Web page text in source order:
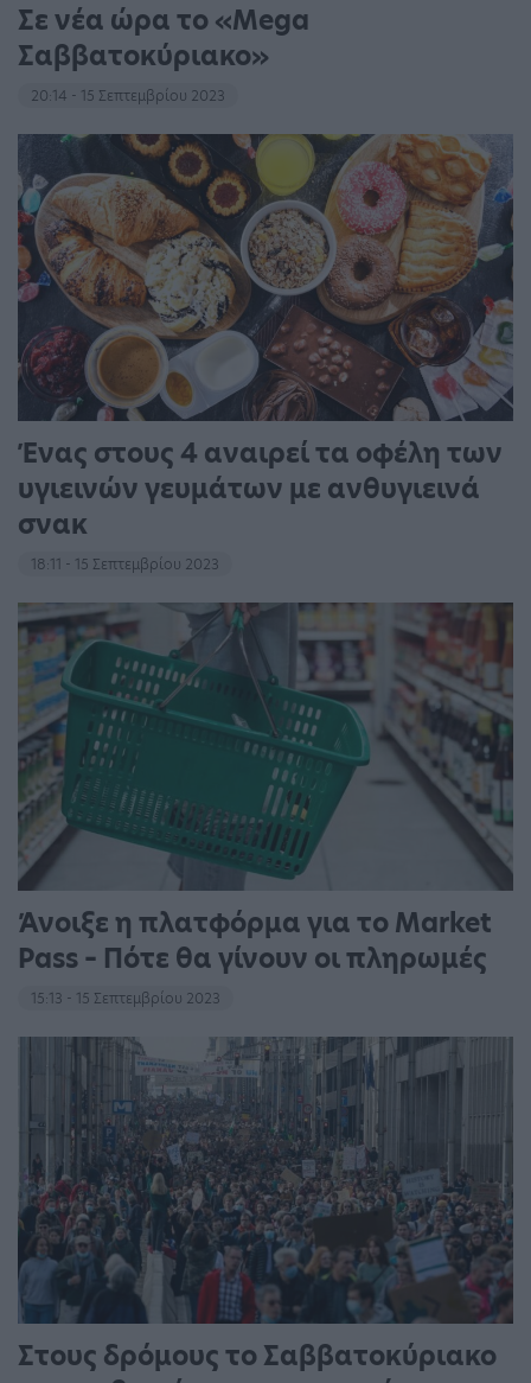
Σε νέα ώρα το «Mega
Σαββατοκύριακο»
20:14 - 15 Σεπτεμβρίου 2023
Ένας στους 4 αναιρεί τα οφέλη των
υγιεινών γευμάτων με ανθυγιεινά
σνακ
18:11 - 15 Σεπτεμβρίου 2023
Άνοιξε η πλατφόρμα για το Market
Pass – Πότε θα γίνουν οι πληρωμές
15:13 - 15 Σεπτεμβρίου 2023
Στους δρόμους το Σαββατοκύριακο